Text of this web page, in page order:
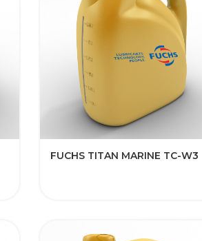
FUCHS TITAN MARINE TC-W3